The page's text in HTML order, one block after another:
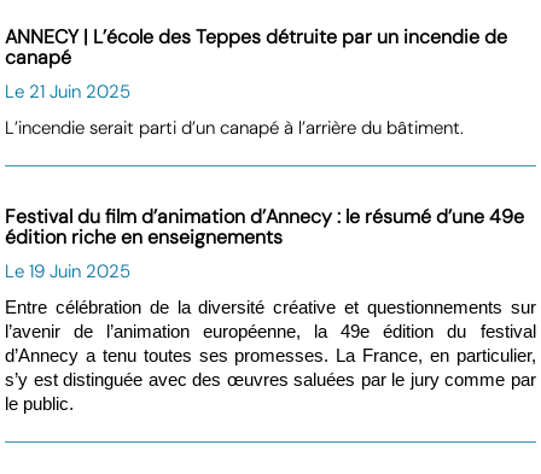
ANNECY | L’école des Teppes détruite par un incendie de
canapé
Le 21 Juin 2025
L’incendie serait parti d’un canapé à l’arrière du bâtiment.
Festival du film d’animation d’Annecy : le résumé d’une 49e
édition riche en enseignements
Le 19 Juin 2025
Entre célébration de la diversité créative et questionnements sur
l’avenir de l’animation européenne, la 49e édition du festival
d’Annecy a tenu toutes ses promesses. La France, en particulier,
s’y est distinguée avec des œuvres saluées par le jury comme par
le public.